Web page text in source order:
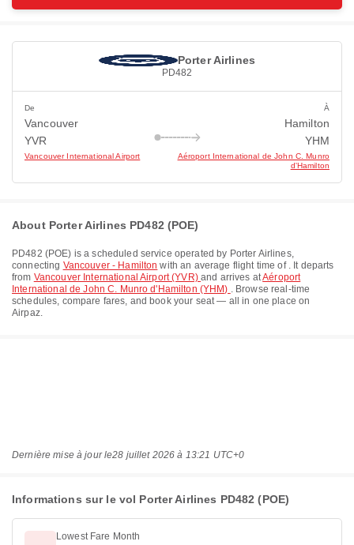
Porter Airlines
PD482
De
Vancouver
YVR
Vancouver International Airport
À
Hamilton
YHM
Aéroport International de John C. Munro
d'Hamilton
About Porter Airlines PD482 (POE)
PD482 (POE) is a scheduled service operated by Porter Airlines,
connecting Vancouver - Hamilton with an average flight time of . It departs
from Vancouver International Airport (YVR)and arrives atAéroport
International de John C. Munro d'Hamilton (YHM) . Browse real-time
schedules, compare fares, and book your seat — all in one place on
Airpaz.
Dernière mise à jour le28 juillet 2026 à 13:21 UTC+0
Informations sur le vol Porter Airlines PD482 (POE)
Lowest Fare Month